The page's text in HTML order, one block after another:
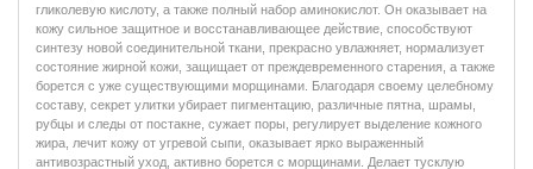
гликолевую кислоту, а также полный набор аминокислот. Он оказывает на
кожу сильное защитное и восстанавливающее действие, способствуют
синтезу новой соединительной ткани, прекрасно увлажняет, нормализует
состояние жирной кожи, защищает от преждевременного старения, а также
борется с уже существующими морщинами. Благодаря своему целебному
составу, секрет улитки убирает пигментацию, различные пятна, шрамы,
рубцы и следы от постакне, сужает поры, регулирует выделение кожного
жира, лечит кожу от угревой сыпи, оказывает ярко выраженный
антивозрастный уход, активно борется с морщинами. Делает тусклую